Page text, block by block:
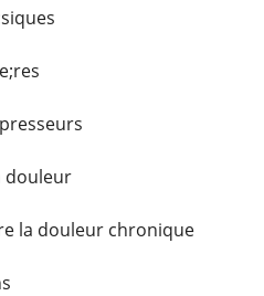
douleur
la douleur chronique